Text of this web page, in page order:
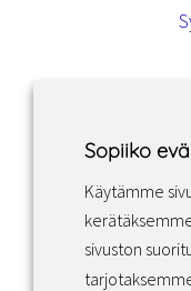
Sopimusehdot
Sopiiko
Käytämme
sivuston